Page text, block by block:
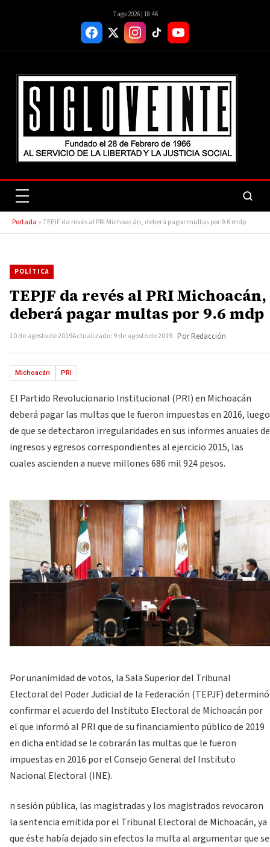
7 ago 2026 | 18:46
Portada »TEPJF da revés al PRI Michoacán, deberá pagar multas por 9.6 mdp
POLÍTICA
TEPJF da revés al PRI Michoacán,
deberá pagar multas por 9.6 mdp
10 de agosto de 2019Actualizado: 9 de agosto de 2019 Por Redacción
Michoacán PRI
El Partido Revolucionario Institucional (PRI) en Michoacán
deberá pagar las multas que le fueron impuestas en 2016, luego
de que se detectaron irregularidades en sus informes anuales de
ingresos y egresos correspondientes al ejercicio 2015, las
cuales ascienden a nueve millones 686 mil 924 pesos.
Por unanimidad de votos, la Sala Superior del Tribunal
Electoral del Poder Judicial de la Federación (TEPJF) determinó
confirmar el acuerdo del Instituto Electoral de Michoacán por
el que informó al PRI que de su financiamiento público de 2019
en dicha entidad se le cobrarán las multas que le fueron
impuestas en 2016 por el Consejo General del Instituto
Nacional Electoral (INE).
n sesión pública, las magistradas y los magistrados revocaron
la sentencia emitida por el Tribunal Electoral de Michoacán, ya
que éste había dejado sin efectos la multa al argumentar que se